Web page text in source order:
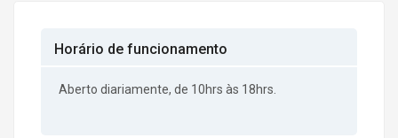
Horário de funcionamento
Aberto diariamente, de 10hrs às 18hrs.